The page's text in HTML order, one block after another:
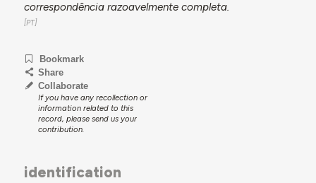
correspondência razoavelmente completa.
Bookmark
Share
Collaborate
If you have any recollection or
information related to this
record, please send us your
contribution.
identification